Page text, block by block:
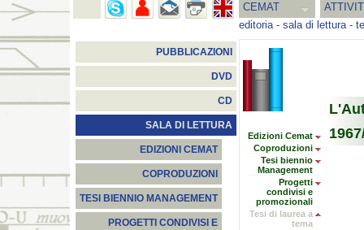
CEMAT
editoria- sala di lettura-
PUBBLICAZIONI
DVD
CD
SALA DI LETTURA
EDIZIONI CEMAT
COPRODUZIONI
TESI BIENNIO MANAGEMENT
PROGETTI CONDIVISI E
Edizioni Cemat
Coproduzioni
Tesi biennio
Management
Progetti
condivisi e
promozionali
Tesi di laurea a
tema